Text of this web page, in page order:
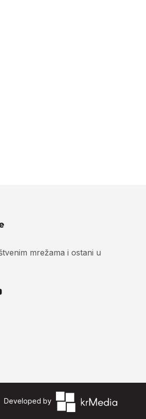
mrežama i ostani u
Developed by